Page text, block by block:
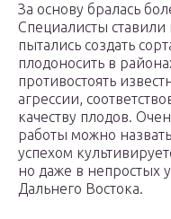
За основу бралась
Специалисты ставили
пытались создать
плодоносить в
противостоять
агрессии,
качеству плодов.
работы можно
успехом
но даже в непростых
Дальнего Востока.